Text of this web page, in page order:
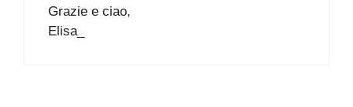
Grazie e ciao,
Elisa_